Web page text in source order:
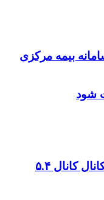
بیمه مرکزی
شود
*رکوردشکنی تاریخی بورس با فتح کانال کانال ۵.۴